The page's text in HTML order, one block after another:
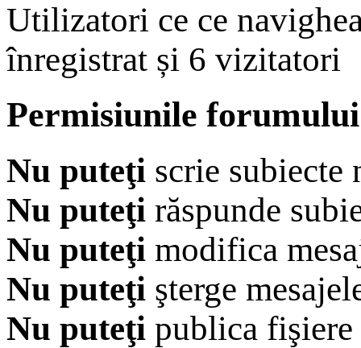
Utilizatori ce ce
înregistrat și 6 vizitatori
Permisiunile forumului
Nu puteţi scrie subiecte
Nu puteţi răspunde
Nu puteţi modifica
Nu puteţi şterge
Nu puteţi publica fişiere